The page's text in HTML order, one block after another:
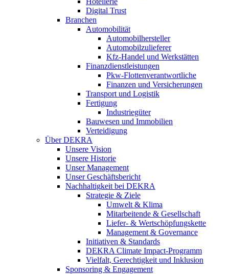
Digital Trust
Branchen
Automobilität
Automobilhersteller
Automobilzulieferer
Kfz-Handel und Werkstätten
Finanzdienstleistungen
Pkw‑Flottenverantwortliche
Finanzen und Versicherungen
Transport und Logistik
Fertigung
Industriegüter
Bauwesen und Immobilien
Verteidigung
Über DEKRA
Unsere Vision
Unsere Historie
Unser Management
Unser Geschäftsbericht
Nachhaltigkeit bei DEKRA
Strategie & Ziele
Umwelt & Klima
Mitarbeitende & Gesellschaft
Liefer- & Wertschöpfungskette
Management & Governance
Initiativen & Standards
DEKRA Climate Impact-Programm
Vielfalt, Gerechtigkeit und Inklusion​
Sponsoring & Engagement